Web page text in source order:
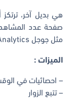
هي بديل آخر،
صفحة عدد
مثل جوجل Analytics و Clicky.
الميزات :
– احصائيات في
– تتبع الزوار